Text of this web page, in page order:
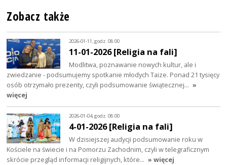
Zobacz także
2026-01-11, godz. 08:00
11-01-2026 [Religia na fali]
Modlitwa, poznawanie nowych kultur, ale i
zwiedzanie - podsumujemy spotkanie młodych Taize. Ponad 21 tysięcy
osób otrzymało prezenty, czyli podsumowanie świątecznej… »
więcej
2026-01-04, godz. 08:00
4-01-2026 [Religia na fali]
W dzisiejszej audycji podsumowanie roku w
Kościele na świecie i na Pomorzu Zachodnim, czyli w telegraficznym
skrócie przegląd informacji religijnych, które… » więcej